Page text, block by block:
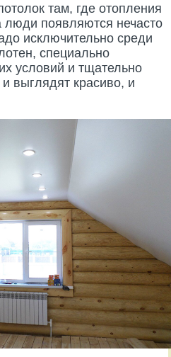
там, где отопления
люди появляются нечасто
исключительно среди
специально
условий и тщательно
выглядят красиво, и